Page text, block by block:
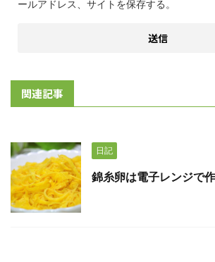
ールアドレス、サイトを保存する。
関連記事
日記
錦糸卵は電子レンジで